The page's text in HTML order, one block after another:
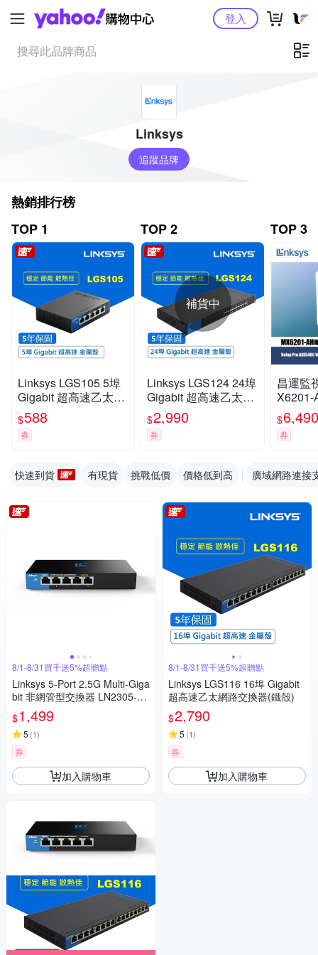
Yahoo購物中心登入
Linksys
追蹤品牌
熱銷排行榜
TOP 1
Linksys LGS105 5埠
Gigabit 超高速乙太網
路交換器(鐵殼)
$588
券
TOP 2
補貨中
Linksys LGS124 24埠
Gigabit 超高速乙太網
路交換器(鐵殼)可上機
架
$2,990
券
TOP 3
昌運監
X6201-
狀路由
入
$6,490
券
快速到貨 有現貨 挑戰低價 價格低到高 廣域網路連接
8/1-8/31買千送5%超贈點
Linksys 5-Port 2.5G Multi-Giga
bit 非網管型交換器 LN2305-A
$1,499
5 (1)
券
加入購物車
8/1-8/31買千送5%超贈點
Linksys LGS116 16埠 Gigabit
超高速乙太網路交換器(鐵殼)
$2,790
5 (1)
券
加入購物車